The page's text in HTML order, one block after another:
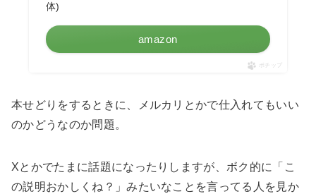
体)
amazon
ポチップ
本せどりをするときに、メルカリとかで仕入れてもいい
のかどうなのか問題。
Xとかでたまに話題になったりしますが、ボク的に「こ
の説明おかしくね？」みたいなことを言ってる人を見か